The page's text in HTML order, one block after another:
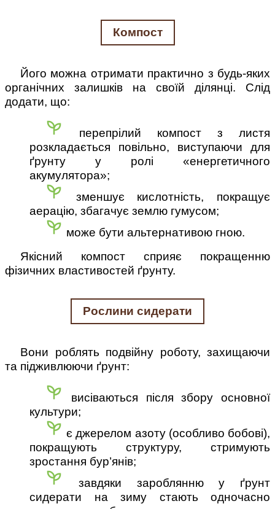
Компост
Його можна отримати практично з будь-яких
органічних залишків на своїй ділянці. Слід
додати, що:
перепрілий компост з листя
розкладається повільно, виступаючи для
ґрунту у ролі «енергетичного
акумулятора»;
зменшує кислотність, покращує
аерацію, збагачує землю гумусом;
може бути альтернативою гною.
Якісний компост сприяє покращенню
фізичних властивостей ґрунту.
Рослини сидерати
Вони роблять подвійну роботу, захищаючи
та підживлюючи ґрунт:
висіваються після збору основної
культури;
є джерелом азоту (особливо бобові),
покращують структуру, стримують
зростання бур’янів;
завдяки зароблянню у ґрунт
сидерати на зиму стають одночасно